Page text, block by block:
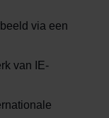
via een
van IE-